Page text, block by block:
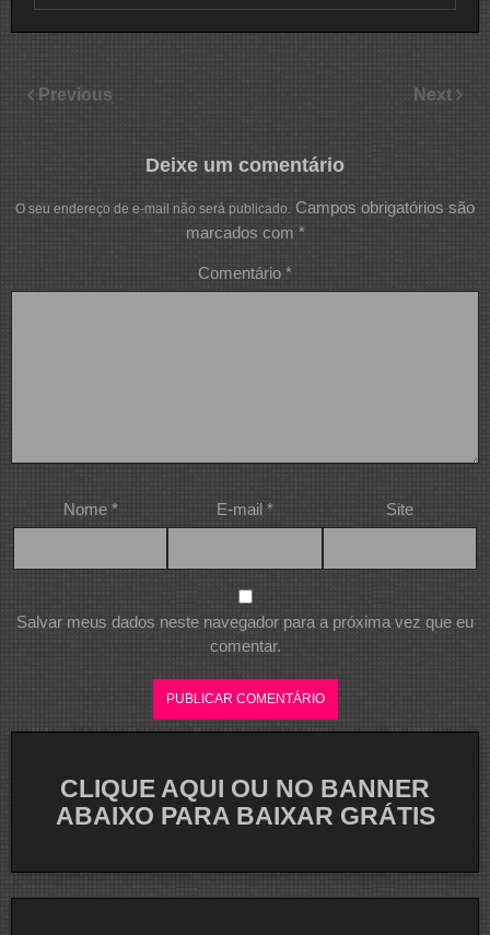
Previous Next
Deixe um comentário
O seu endereço de e-mail não será publicado. Campos obrigatórios são
marcados com *
Comentário *
Nome * E-mail * Site
Salvar meus dados neste navegador para a próxima vez que eu
comentar.
CLIQUE AQUI OU NO BANNER
ABAIXO PARA BAIXAR GRÁTIS